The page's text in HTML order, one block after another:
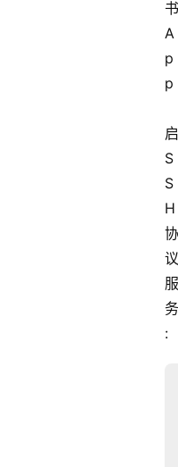
书
A
p
p
启
S
S
H
协
议
服
务
: